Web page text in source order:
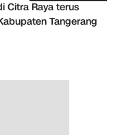
Citra Raya terus
Tangerang